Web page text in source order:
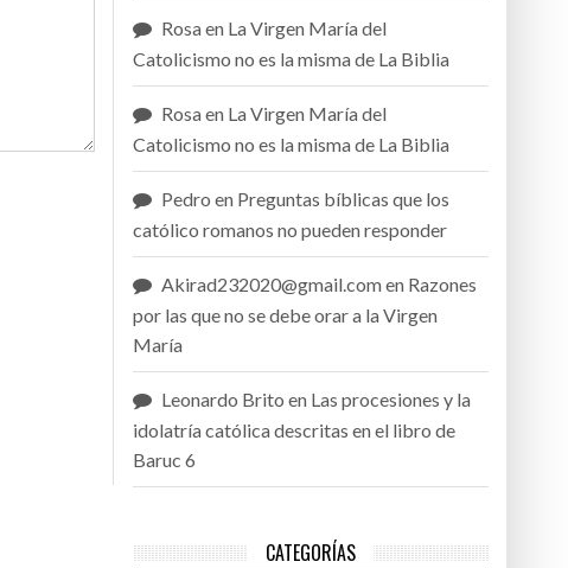
Rosaen La Virgen María del
Catolicismo no es la misma de La Biblia
Rosaen La Virgen María del
Catolicismo no es la misma de La Biblia
Pedro en Preguntas bíblicas que los
católico romanos no pueden responder
Akirad232020@gmail.comen Razones
por las que no se debe orar a la Virgen
María
Leonardo Brito en Las procesiones y la
idolatría católica descritas en el libro de
Baruc 6
CATEGORÍAS